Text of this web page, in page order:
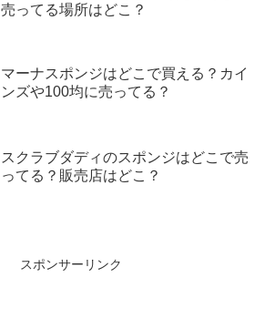
売ってる場所はどこ？
マーナスポンジはどこで買える？カイ
ンズや100均に売ってる？
スクラブダディのスポンジはどこで売
ってる？販売店はどこ？
スポンサーリンク